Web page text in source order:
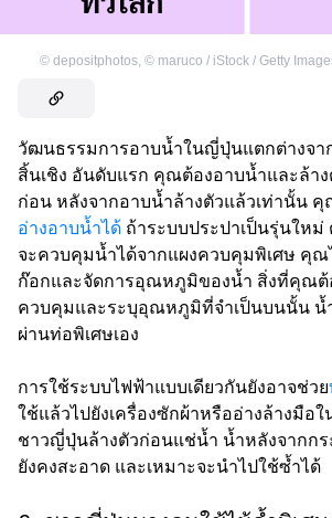
© depositphotos, © maruco / iStock / Getty
วัฒนธรรมการอาบน้ำในญี่ปุ่นแตกต่างจา
สิ้นเชิง อันดับแรก คุณต้องอาบน้ำและล้าง
ก่อน หลังจากอาบน้ำล้างตัวแล้วเท่านั้น
อ่างอาบน้ำได้ ถ้าระบบประปาเป็นรุ่นให
จะควบคุมน้ำได้จากแผงควบคุมพิเศษ คุณ
ก๊อกและจัดการอุณหภูมิของน้ำ สิ่งที่คุณต้
ควบคุมและระบุอุณหภูมิที่จำเป็นบนนั้น น้
ผ่านท่อพิเศษเอง
การใช้ระบบไฟฟ้าแบบเดียวกันยังอาจช่วย
ใช้แล้วไปยังเครื่องซักผ้าหรืออ่างล้างมือใ
ชาวญี่ปุ่นล้างตัวก่อนแช่น้ำ น้ำหลังจากก
ยังคงสะอาด และเหมาะจะนำไปใช้ซ้ำได้